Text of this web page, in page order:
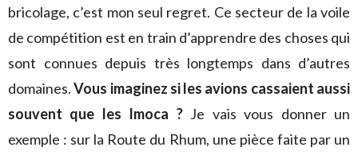
bricolage, c’est mon seul regret. Ce secteur de la voile
de compétition est en train d’apprendre des choses qui
sont connues depuis très longtemps dans d’autres
domaines.Vous imaginez si les avions cassaient aussi
souvent que les Imoca ?Je vais vous donner un
exemple : sur la Route du Rhum, une pièce faite par un